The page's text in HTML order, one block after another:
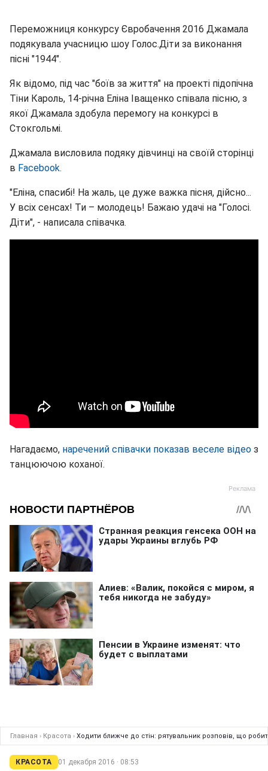
Переможниця конкурсу Євробачення 2016 Джамала
подякувала учасницю шоу Голос.Діти за виконання
пісні "1944".
Як відомо, під час "боїв за життя" на проекті підопічна
Тіни Кароль, 14-річна Еліна Іващенко співала пісню, з
якої Джамала здобула перемогу на конкурсі в
Стокгольмі.
Джамала висловила подяку дівчинці на своїй сторінці
в Facebook.
"Еліна, спасибі! На жаль, це дуже важка пісня, дійсно...
У всіх сенсах! Ти – молодець! Бажаю удачі на "Голосі.
Діти", - написала співачка.
Нагадаємо, наречений співачки показав веселе відео з
танцюючою коханої.
Главная › Красота › Ходити ближче до стін: рятувальник розповів, що
КРАСОТА 01 декабря 2016 · 08:53